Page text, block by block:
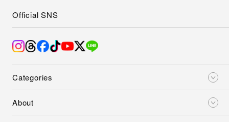
Categories
About
Official SNS